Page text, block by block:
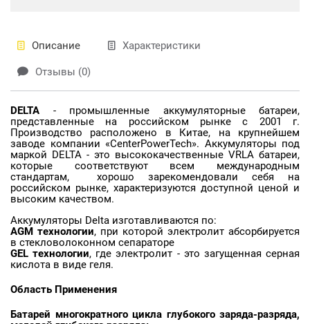
Описание Характеристики
Отзывы (0)
DELTA - промышленные аккумуляторные батареи,
представленные на российском рынке с 2001 г.
Производство расположено в Китае, на крупнейшем
заводе компании «CenterPowerTech». Аккумуляторы под
маркой DELTA - это высококачественные VRLA батареи,
которые соответствуют всем международным
стандартам, хорошо зарекомендовали себя на
российском рынке, характеризуются доступной ценой и
высоким качеством.
Аккумуляторы Delta изготавливаются по:
AGM технологии, при которой электролит абсорбируется
в стекловолоконном сепараторе
GEL технологии, где электролит - это загущенная серная
кислота в виде геля.
Область Применения
Батарей многократного цикла глубокого заряда-разряда,